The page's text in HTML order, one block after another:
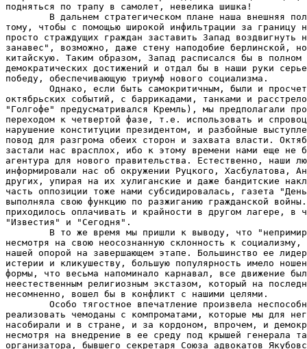
подняться по трапу в самолет, невелика шишка!
В дальнем стратегическом плане наша внешняя
тому, чтобы с помощью широкой инфильтрации за границу
просто страждущих граждан заставить Запад воздвигнуть
занавес", возможно, даже стену наподобие берлинской,
китайскую. Таким образом, Запад расписался бы в полном
демократических достижений и отдал бы в наши руки
победу, обеспечивающую триумф нового социализма.
Однако, если быть самокритичным, были и
октябрьских событий, с баррикадами, танками и
"Голгофе" предусматривался Кремль), мы предполагали
переходом к четвертой фазе, т.е. использовать и
нарушение конституции президентом, и разбойные
повод для разгрома обеих сторон и захвата власти.
застали нас врасплох, ибо к этому времени нами еще не
агентура для нового правительства. Естественно, наши
информировали нас об окружении Руцкого, Хасбулатова,
других, упирая на их хулиганские и даже бандитские
часть оппозиции тоже нами субсидировалась, газета
выполняла свою функцию по разжиганию гражданской
приходилось оплачивать и крайности в другом лагере, в
"Известия" и "Сегодня".
В то же время мы пришли к выводу, что
несмотря на свою неосознанную склонность к
нашей опорой на завершающем этапе. Большинство ее
истерии и кликушеству, большую популярность имело
формы, что весьма напоминало карнавал, все движение
неестественным религиозным экстазом, который на
несомненно, вошел бы в конфликт с нашими целями.
Особо тягостное впечатление произвела
реализовать чемоданы с компроматами, которые мы для
насобирали и в стране, и за кордоном, впрочем, и
несмотря на внедрение в ее среду под крышей генерала
организатора, бывшего секретаря Союза адвокатов